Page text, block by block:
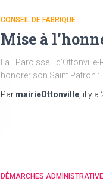
CONSEIL DE FABRIQUE
Mise à
La Paroisse
honorer son Saint Patron :
Par mairieOttonville , il y a
DÉMARCHES